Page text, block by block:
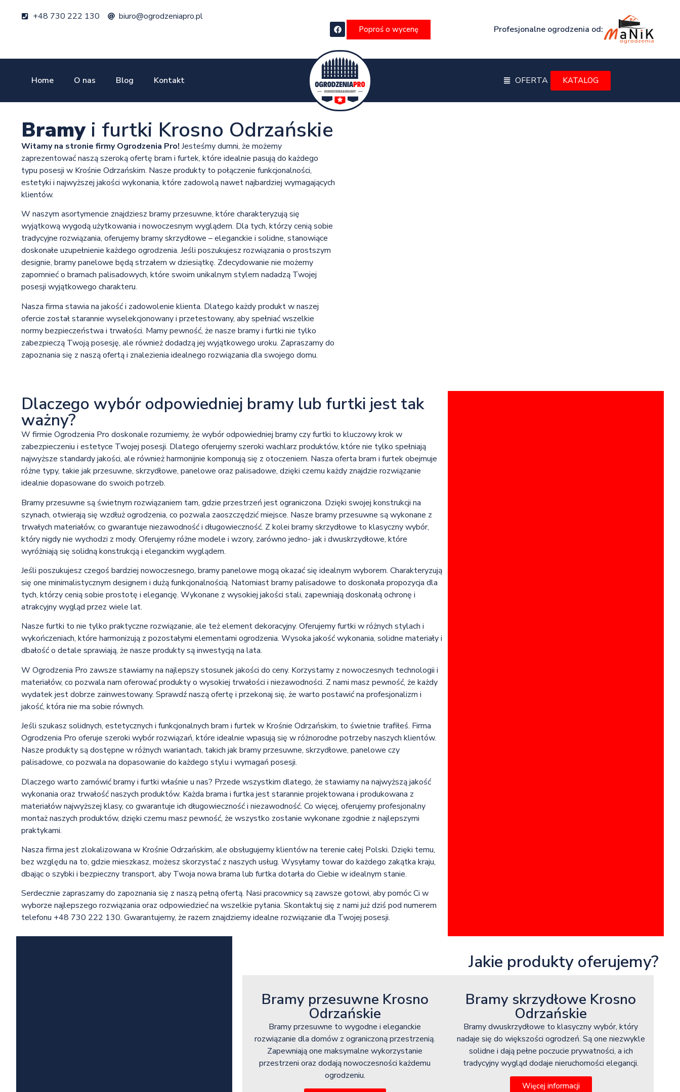
+48 730 222 130 biuro@ogrodzeniapro.pl
Poproś o wycenę Profesjonalne ogrodzenia od:
Home O nas Blog Kontakt OFERTA KATALOG
Bramy i furtki Krosno Odrzańskie
Witamy na stronie firmy Ogrodzenia Pro! Jesteśmy dumni, że możemy
zaprezentować naszą szeroką ofertę bram i furtek, które idealnie pasują do każdego
typu posesji w Krośnie Odrzańskim. Nasze produkty to połączenie funkcjonalności,
estetyki i najwyższej jakości wykonania, które zadowolą nawet najbardziej wymagających
klientów.
W naszym asortymencie znajdziesz bramy przesuwne, które charakteryzują się
wyjątkową wygodą użytkowania i nowoczesnym wyglądem. Dla tych, którzy cenią sobie
tradycyjne rozwiązania, oferujemy bramy skrzydłowe – eleganckie i solidne, stanowiące
doskonałe uzupełnienie każdego ogrodzenia. Jeśli poszukujesz rozwiązania o prostszym
designie, bramy panelowe będą strzałem w dziesiątkę. Zdecydowanie nie możemy
zapomnieć o bramach palisadowych, które swoim unikalnym stylem nadadzą Twojej
posesji wyjątkowego charakteru.
Nasza firma stawia na jakość i zadowolenie klienta. Dlatego każdy produkt w naszej
ofercie został starannie wyselekcjonowany i przetestowany, aby spełniać wszelkie
normy bezpieczeństwa i trwałości. Mamy pewność, że nasze bramy i furtki nie tylko
zabezpieczą Twoją posesję, ale również dodadzą jej wyjątkowego uroku. Zapraszamy do
zapoznania się z naszą ofertą i znalezienia idealnego rozwiązania dla swojego domu.
Dlaczego wybór odpowiedniej bramy lub furtki jest tak
ważny?
W firmie Ogrodzenia Pro doskonale rozumiemy, że wybór odpowiedniej bramy czy furtki to kluczowy krok w
zabezpieczeniu i estetyce Twojej posesji. Dlatego oferujemy szeroki wachlarz produktów, które nie tylko spełniają
najwyższe standardy jakości, ale również harmonijnie komponują się z otoczeniem. Nasza oferta bram i furtek obejmuje
różne typy, takie jak przesuwne, skrzydłowe, panelowe oraz palisadowe, dzięki czemu każdy znajdzie rozwiązanie
idealnie dopasowane do swoich potrzeb.
Bramy przesuwne są świetnym rozwiązaniem tam, gdzie przestrzeń jest ograniczona. Dzięki swojej konstrukcji na
szynach, otwierają się wzdłuż ogrodzenia, co pozwala zaoszczędzić miejsce. Nasze bramy przesuwne są wykonane z
trwałych materiałów, co gwarantuje niezawodność i długowieczność. Z kolei bramy skrzydłowe to klasyczny wybór,
który nigdy nie wychodzi z mody. Oferujemy różne modele i wzory, zarówno jedno- jak i dwuskrzydłowe, które
wyróżniają się solidną konstrukcją i eleganckim wyglądem.
Jeśli poszukujesz czegoś bardziej nowoczesnego, bramy panelowe mogą okazać się idealnym wyborem. Charakteryzują
się one minimalistycznym designem i dużą funkcjonalnością. Natomiast bramy palisadowe to doskonała propozycja dla
tych, którzy cenią sobie prostotę i elegancję. Wykonane z wysokiej jakości stali, zapewniają doskonałą ochronę i
atrakcyjny wygląd przez wiele lat.
Nasze furtki to nie tylko praktyczne rozwiązanie, ale też element dekoracyjny. Oferujemy furtki w różnych stylach i
wykończeniach, które harmonizują z pozostałymi elementami ogrodzenia. Wysoka jakość wykonania, solidne materiały i
dbałość o detale sprawiają, że nasze produkty są inwestycją na lata.
W Ogrodzenia Pro zawsze stawiamy na najlepszy stosunek jakości do ceny. Korzystamy z nowoczesnych technologii i
materiałów, co pozwala nam oferować produkty o wysokiej trwałości i niezawodności. Z nami masz pewność, że każdy
wydatek jest dobrze zainwestowany. Sprawdź naszą ofertę i przekonaj się, że warto postawić na profesjonalizm i
jakość, która nie ma sobie równych.
Jeśli szukasz solidnych, estetycznych i funkcjonalnych bram i furtek w Krośnie Odrzańskim, to świetnie trafiłeś. Firma
Ogrodzenia Pro oferuje szeroki wybór rozwiązań, które idealnie wpasują się w różnorodne potrzeby naszych klientów.
Nasze produkty są dostępne w różnych wariantach, takich jak bramy przesuwne, skrzydłowe, panelowe czy
palisadowe, co pozwala na dopasowanie do każdego stylu i wymagań posesji.
Dlaczego warto zamówić bramy i furtki właśnie u nas? Przede wszystkim dlatego, że stawiamy na najwyższą jakość
wykonania oraz trwałość naszych produktów. Każda brama i furtka jest starannie projektowana i produkowana z
materiałów najwyższej klasy, co gwarantuje ich długowieczność i niezawodność. Co więcej, oferujemy profesjonalny
montaż naszych produktów, dzięki czemu masz pewność, że wszystko zostanie wykonane zgodnie z najlepszymi
praktykami.
Nasza firma jest zlokalizowana w Krośnie Odrzańskim, ale obsługujemy klientów na terenie całej Polski. Dzięki temu,
bez względu na to, gdzie mieszkasz, możesz skorzystać z naszych usług. Wysyłamy towar do każdego zakątka kraju,
dbając o szybki i bezpieczny transport, aby Twoja nowa brama lub furtka dotarła do Ciebie w idealnym stanie.
Serdecznie zapraszamy do zapoznania się z naszą pełną ofertą. Nasi pracownicy są zawsze gotowi, aby pomóc Ci w
wyborze najlepszego rozwiązania oraz odpowiedzieć na wszelkie pytania. Skontaktuj się z nami już dziś pod numerem
telefonu +48 730 222 130. Gwarantujemy, że razem znajdziemy idealne rozwiązanie dla Twojej posesji.
Jakie produkty oferujemy?
Bramy przesuwne Krosno
Odrzańskie
Bramy przesuwne to wygodne i eleganckie
rozwiązanie dla domów z ograniczoną przestrzenią.
Zapewniają one maksymalne wykorzystanie
przestrzeni oraz dodają nowoczesności każdemu
ogrodzeniu.
Bramy skrzydłowe Krosno
Odrzańskie
Bramy dwuskrzydłowe to klasyczny wybór, który
nadaje się do większości ogrodzeń. Są one niezwykle
solidne i dają pełne poczucie prywatności, a ich
tradycyjny wygląd dodaje nieruchomości elegancji.
Więcej informacji